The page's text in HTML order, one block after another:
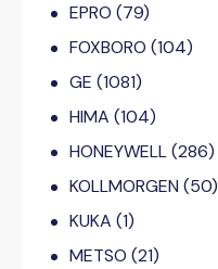
EPRO (79)
FOXBORO (104)
GE (1081)
HIMA (104)
HONEYWELL(286)
KOLLMORGEN (50)
KUKA (1)
METSO (21)